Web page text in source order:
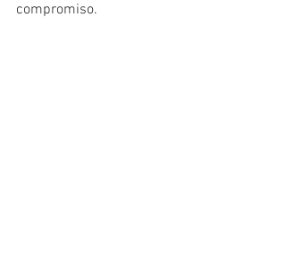
compromiso.